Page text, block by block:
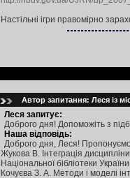
Настільні ігри правомірно
Автор запитання: Леся із
Леся запитує:
Доброго дня! Допоможіть з
Наша відповідь:
Доброго дня, Леся!
Жукова В. Інтеграція
Національної бібліотеки
Кочуєва З. А. Методи і моделі